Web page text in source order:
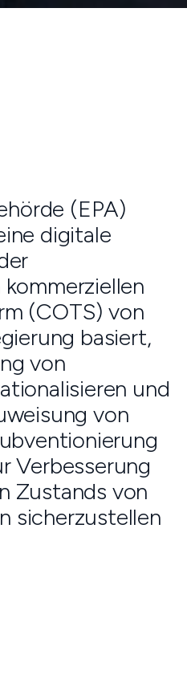
(EPA)
digitale
(COTS) von
basiert,
von
und
von
Verbesserung
Zustands von
sicherzustellen